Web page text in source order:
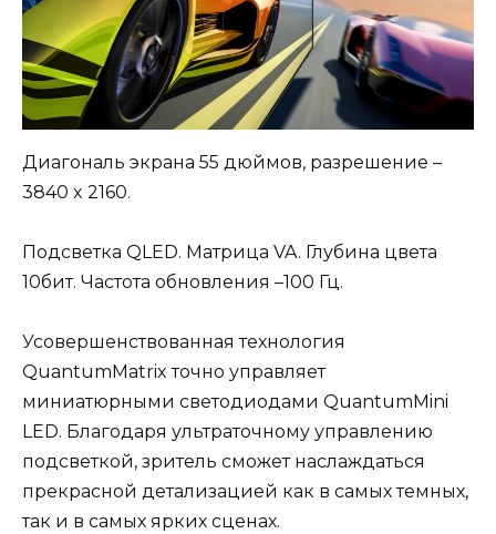
Диагональ экрана 55 дюймов, разрешение –
3840 x 2160.
Подсветка QLED. Матрица VA. Глубина цвета
10бит. Частота обновления –100 Гц.
Усовершенствованная технология
QuantumMatrix точно управляет
миниатюрными светодиодами QuantumMini
LED. Благодаря ультраточному управлению
подсветкой, зритель сможет наслаждаться
прекрасной детализацией как в самых темных,
так и в самых ярких сценах.